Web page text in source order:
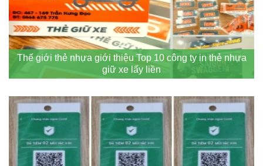
Thế giới thẻ nhựa giới thiệu Top 10 công ty in thẻ nhựa
giữ xe lấy liền